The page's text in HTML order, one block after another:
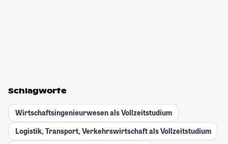
Schlagworte
Wirtschaftsingenieurwesen als Vollzeitstudium
Logistik, Transport, Verkehrswirtschaft als Vollzeitstudium